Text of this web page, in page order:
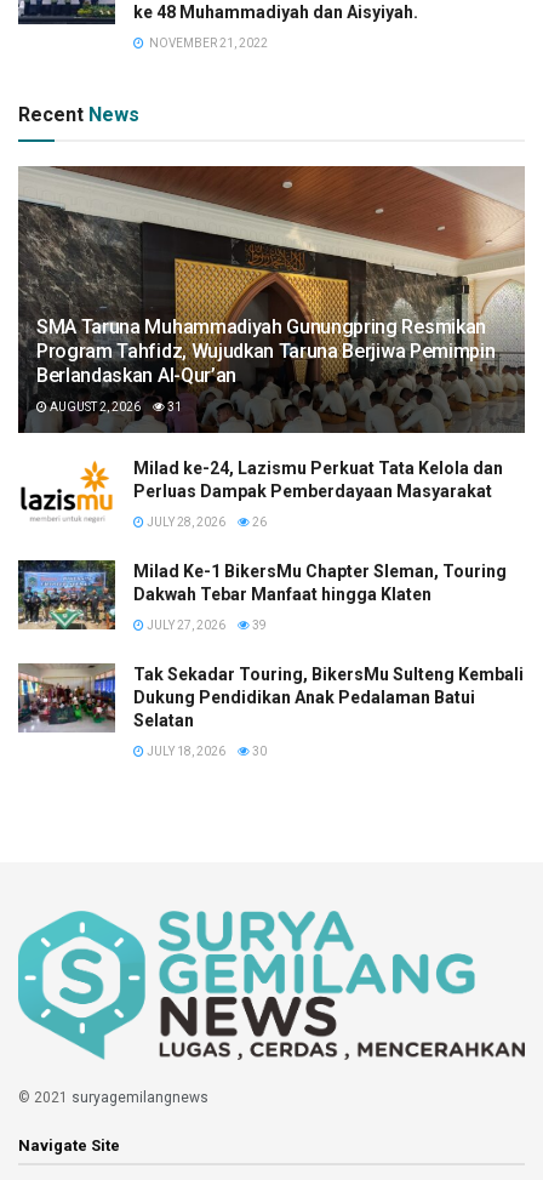
ke 48 Muhammadiyah dan Aisyiyah.
NOVEMBER 21, 2022
Recent News
SMA Taruna Muhammadiyah Gunungpring Resmikan
Program Tahfidz, Wujudkan Taruna Berjiwa Pemimpin
Berlandaskan Al-Qur’an
AUGUST 2, 2026 31
Milad ke-24, Lazismu Perkuat Tata Kelola dan
Perluas Dampak Pemberdayaan Masyarakat
JULY 28, 2026 26
Milad Ke-1 BikersMu Chapter Sleman, Touring
Dakwah Tebar Manfaat hingga Klaten
JULY 27, 2026 39
Tak Sekadar Touring, BikersMu Sulteng Kembali
Dukung Pendidikan Anak Pedalaman Batui
Selatan
JULY 18, 2026 30
© 2021 suryagemilangnews
Navigate Site